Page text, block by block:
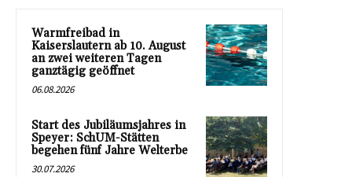
Warmfreibad in
Kaiserslautern ab 10. August
an zwei weiteren Tagen
ganztägig geöffnet
06.08.2026
Start des Jubiläumsjahres in
Speyer: SchUM-Stätten
begehen fünf Jahre Welterbe
30.07.2026